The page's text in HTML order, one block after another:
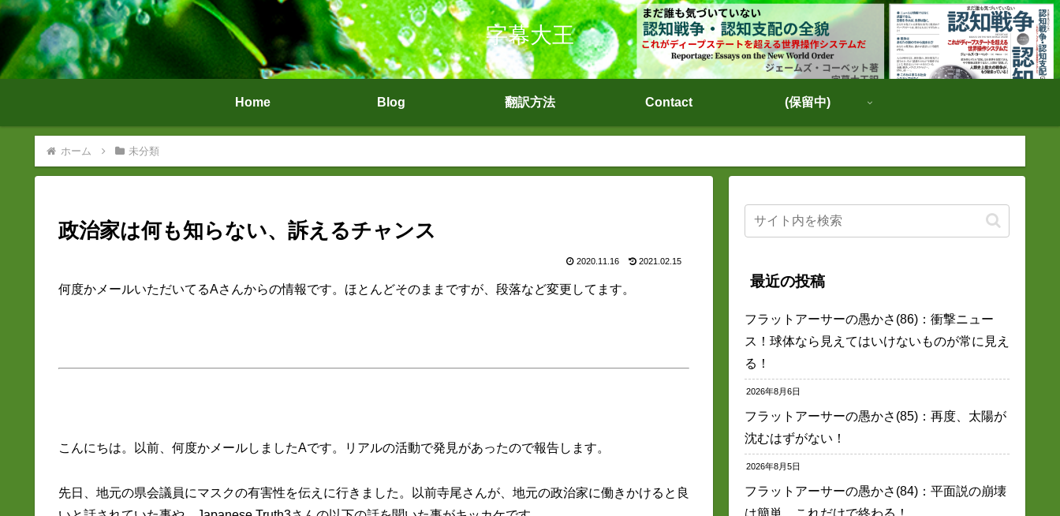
字幕大王
Home Blog 翻訳方法 Contact (保留中)
ホーム 未分類
政治家は何も知らない、訴えるチャンス
2020.11.16 2021.02.15
何度かメールいただいてるAさんからの情報です。ほとんどそのままですが、段落など変更してます。
こんにちは。以前、何度かメールしましたAです。リアルの活動で発見があったので報告します。
先日、地元の県会議員にマスクの有害性を伝えに行きました。以前寺尾さんが、地元の政治家に働きかけると良
最近の投稿
フラットアーサーの愚かさ(86)：衝撃ニュー
ス！球体なら見えてはいけないものが常に見え
る！
2026年8月6日
フラットアーサーの愚かさ(85)：再度、太陽が
沈むはずがない！
2026年8月5日
フラットアーサーの愚かさ(84)：平面説の崩壊